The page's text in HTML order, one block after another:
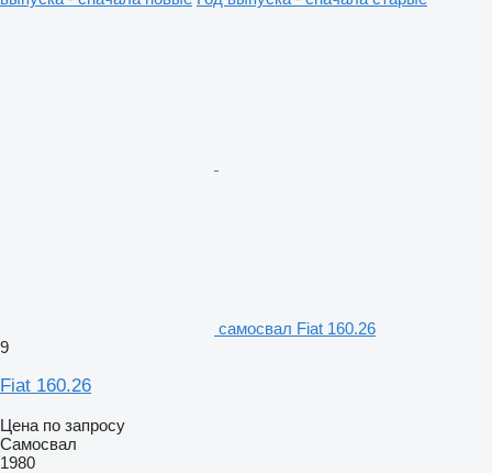
самосвал Fiat 160.26
9
Fiat 160.26
Цена по запросу
Самосвал
1980